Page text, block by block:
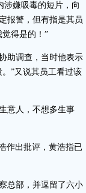
嫌吸毒的短片，向
报警，但有指是其员
得是的！”
助调查，当时他表示
”又说其员工看过该
意人，不想多生事
作出批评，黄浩指已
总部，并逗留了六小